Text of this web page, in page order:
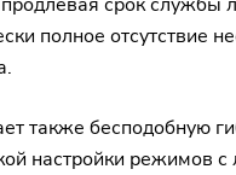
полное
также бесподобную
настройки режимов